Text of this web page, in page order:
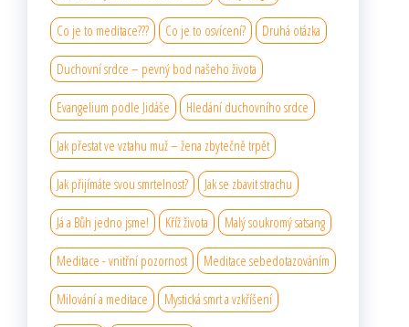
Co je to meditace??? Co je to osvícení? Druhá otázka
Duchovní srdce – pevný bod našeho života
Evangelium podle Jidáše Hledání duchovního srdce
Jak přestat ve vztahu muž – žena zbytečně trpět
Jak přijímáte svou smrtelnost? Jak se zbavit strachu
Já a Bůh jedno jsme! Kříž života Malý soukromý satsang
Meditace - vnitřní pozornost Meditace sebedotazováním
Milování a meditace Mystická smrt a vzkříšení